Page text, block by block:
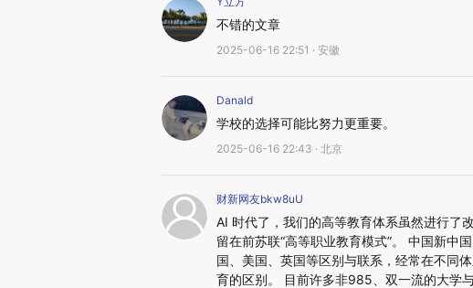
不错的文章
2025-06-16 22:51 · 安徽
Danald
学校的选择可能比努力更重要。
2025-06-16 22:43 · 北京
财新网友bkw8uU
AI 时代了，我们的高等教育体系虽然进行了
留在前苏联“高等职业教育模式”。 中国新中
国、美国、英国等区别与联系，经常在不同
育的区别。 目前许多非985、双一流的大学